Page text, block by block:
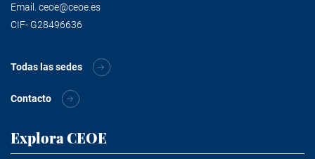
Email. ceoe@ceoe.es
CIF- G28496636
Todas las sedes
Contacto
Explora CEOE